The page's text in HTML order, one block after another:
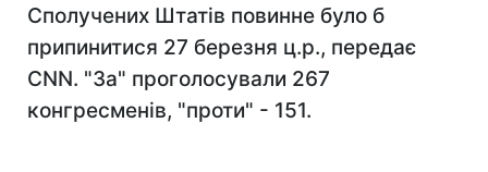
Сполучених Штатів повинне було б
припинитися 27 березня ц.р., передає
CNN. "За" проголосували 267
конгресменів, "проти" - 151.